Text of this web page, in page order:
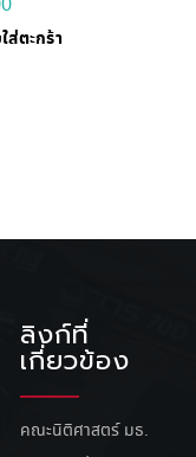
ส่ตะกร้า
ลิงก์ที่
เกี่ยวข้อง
คณะนิติศาสตร์ มธ.